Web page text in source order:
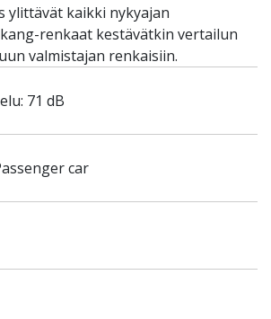
ylittävät kaikki nykyajan
renkaat kestävätkin vertailun
valmistajan renkaisiin.
71 dB
car